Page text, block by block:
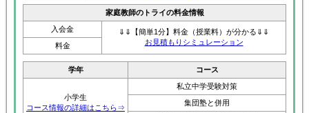
家庭教師のトライの料金情報
入会金
⇓⇓【簡単1分】料金（授業料）が分かる⇓⇓
お見積もりシミュレーション
料金
学年 コース
小学生
コース情報の詳細はこちら⇒
私立中学受験対策
集団塾と併用